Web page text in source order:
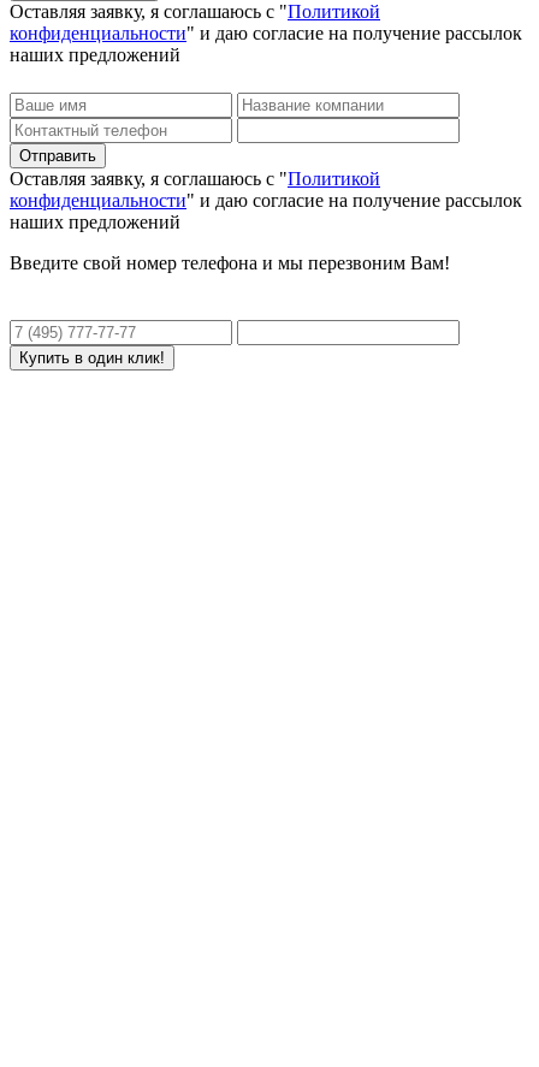
Оставляя заявку, я соглашаюсь с "Политикой
конфиденциальности" и даю согласие на получение рассылок
наших предложений
Оставляя заявку, я соглашаюсь с "Политикой
конфиденциальности" и даю согласие на получение рассылок
наших предложений
Введите свой номер телефона и мы перезвоним Вам!